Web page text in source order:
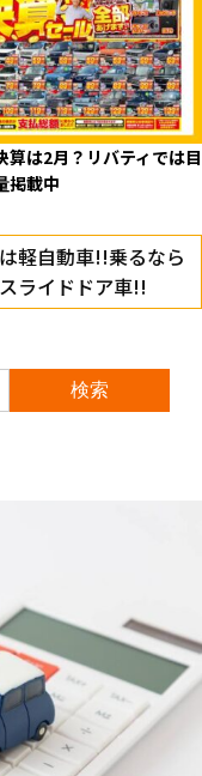
算は2月？リバティでは目
掲載中
軽自動車!!乗るなら
スライドドア車!!